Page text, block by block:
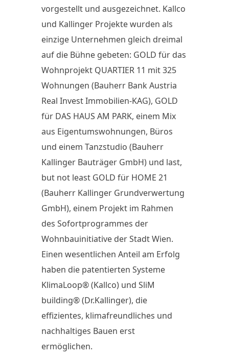
vorgestellt und ausgezeichnet. Kallco
und Kallinger Projekte wurden als
einzige Unternehmen gleich dreimal
auf die Bühne gebeten: GOLD für das
Wohnprojekt QUARTIER 11 mit 325
Wohnungen (Bauherr Bank Austria
Real Invest Immobilien-KAG), GOLD
für DAS HAUS AM PARK, einem Mix
aus Eigentumswohnungen, Büros
und einem Tanzstudio (Bauherr
Kallinger Bauträger GmbH) und last,
but not least GOLD für HOME 21
(Bauherr Kallinger Grundverwertung
GmbH), einem Projekt im Rahmen
des Sofortprogrammes der
Wohnbauinitiative der Stadt Wien.
Einen wesentlichen Anteil am Erfolg
haben die patentierten Systeme
KlimaLoop® (Kallco) und SliM
building® (Dr.Kallinger), die
effizientes, klimafreundliches und
nachhaltiges Bauen erst
ermöglichen.